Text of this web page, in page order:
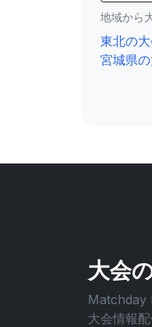
地域から
東北の
宮城県
大会
Matchday
大会情報